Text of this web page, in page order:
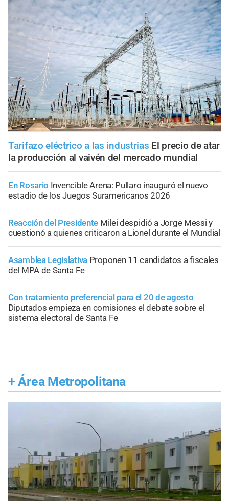
Tarifazo eléctrico a las industrias El precio de atar
la producción al vaivén del mercado mundial
En Rosario Invencible Arena: Pullaro inauguró el nuevo
estadio de los Juegos Suramericanos 2026
Reacción del Presidente Milei despidió a Jorge Messi y
cuestionó a quienes criticaron a Lionel durante el Mundial
Asamblea Legislativa Proponen 11 candidatos a fiscales
del MPA de Santa Fe
Con tratamiento preferencial para el 20 de agosto
Diputados empieza en comisiones el debate sobre el
sistema electoral de Santa Fe
+ Área Metropolitana